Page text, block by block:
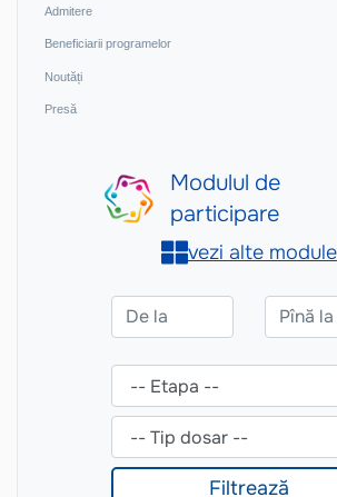
Admitere
Beneficiarii programelor
Noutăți
Presă